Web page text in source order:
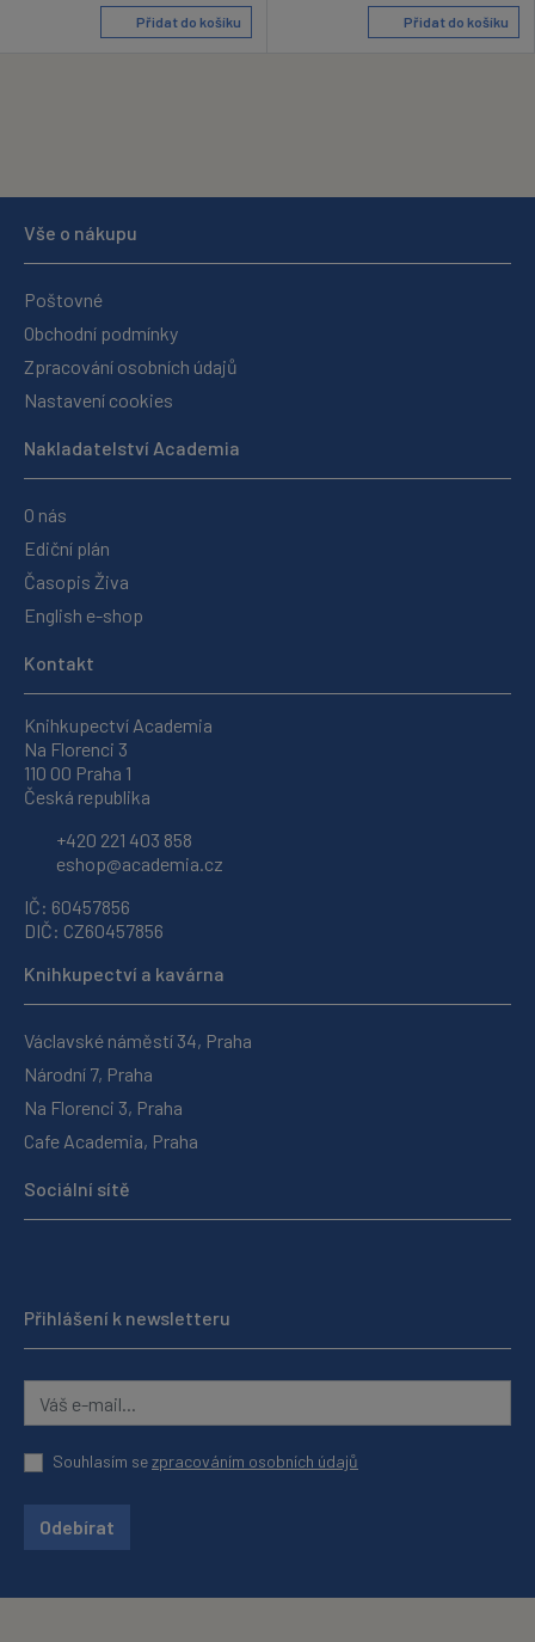
Přidat do košíku Přidat do košíku
Vše o nákupu
Poštovné
Obchodní podmínky
Zpracování osobních údajů
Nastavení cookies
Nakladatelství Academia
O nás
Ediční plán
Časopis Živa
English e-shop
Kontakt
Knihkupectví Academia
Na Florenci 3
110 00 Praha 1
Česká republika
+420 221 403 858
eshop@academia.cz
IČ: 60457856
DIČ: CZ60457856
Knihkupectví a kavárna
Václavské náměstí 34, Praha
Národní 7, Praha
Na Florenci 3, Praha
Cafe Academia, Praha
Sociální sítě
Přihlášení k newsletteru
Souhlasím sezpracováním osobních údajů
Odebírat